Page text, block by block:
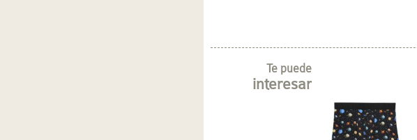
Te puede
interesar